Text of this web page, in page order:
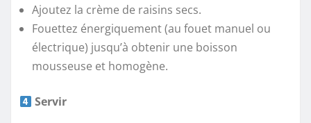
Ajoutez la crème de raisins secs.
Fouettez énergiquement (au fouet manuel ou
électrique) jusqu’à obtenir une boisson
mousseuse et homogène.
Servir